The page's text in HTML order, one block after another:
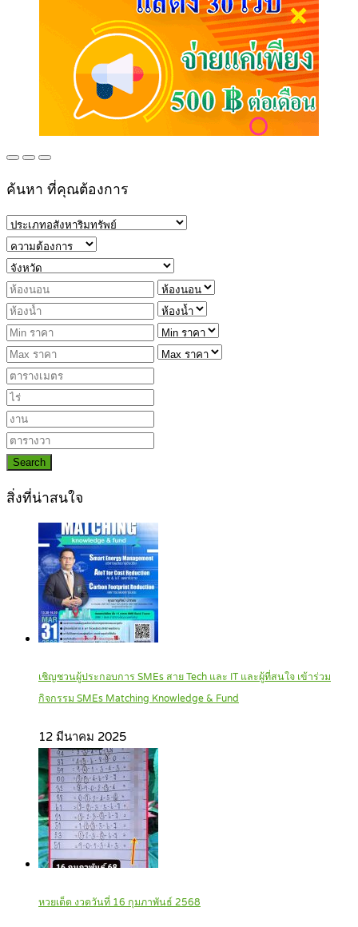
ค้นหา ที่คุณต้องการ
Search
สิ่งที่น่าสนใจ
เชิญชวนผู้ประกอบการ SMEs สาย Tech และ IT และผู้ที่สนใจ เข้าร่วม
กิจกรรม SMEs Matching Knowledge & Fund
12 มีนาคม 2025
หวยเด็ด งวดวันที่ 16 กุมภาพันธ์ 2568